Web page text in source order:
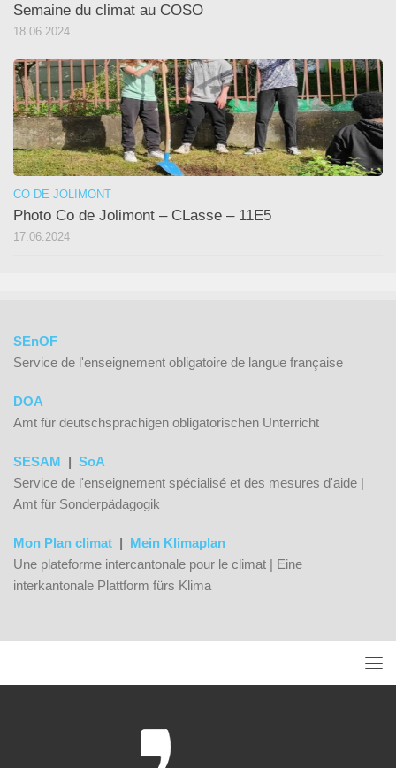
Semaine du climat au COSO
18.06.2024
CO DE JOLIMONT
Photo Co de Jolimont – CLasse – 11E5
17.06.2024
SEnOF
Service de l'enseignement obligatoire de langue française
DOA
Amt für deutschsprachigen obligatorischen Unterricht
SESAM | SoA
Service de l'enseignement spécialisé et des mesures d'aide |
Amt für Sonderpädagogik
Mon Plan climat | Mein Klimaplan
Une plateforme intercantonale pour le climat | Eine
interkantonale Plattform fürs Klima